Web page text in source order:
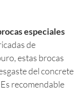
especiales
de
estas brocas
del concrete
recomendable